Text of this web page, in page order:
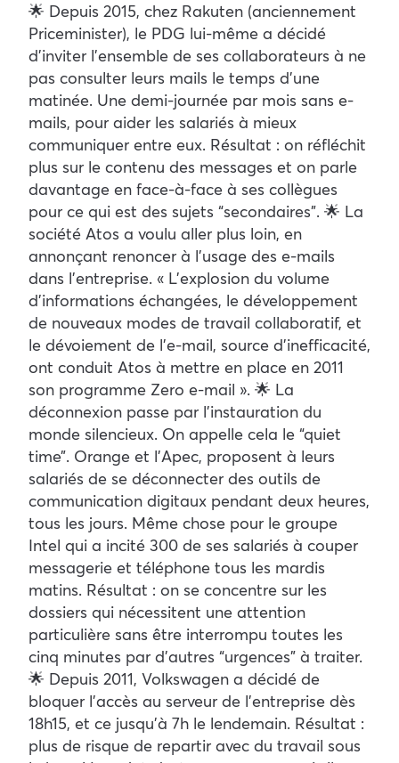
🌟 Depuis 2015, chez Rakuten (anciennement
Priceminister), le PDG lui-même a décidé
d’inviter l’ensemble de ses collaborateurs à ne
pas consulter leurs mails le temps d’une
matinée. Une demi-journée par mois sans e-
mails, pour aider les salariés à mieux
communiquer entre eux. Résultat : on réfléchit
plus sur le contenu des messages et on parle
davantage en face-à-face à ses collègues
pour ce qui est des sujets “secondaires”. 🌟 La
société Atos a voulu aller plus loin, en
annonçant renoncer à l’usage des e-mails
dans l’entreprise. « L’explosion du volume
d’informations échangées, le développement
de nouveaux modes de travail collaboratif, et
le dévoiement de l’e-mail, source d’inefficacité,
ont conduit Atos à mettre en place en 2011
son programme Zero e-mail ». 🌟 La
déconnexion passe par l’instauration du
monde silencieux. On appelle cela le “quiet
time”. Orange et l’Apec, proposent à leurs
salariés de se déconnecter des outils de
communication digitaux pendant deux heures,
tous les jours. Même chose pour le groupe
Intel qui a incité 300 de ses salariés à couper
messagerie et téléphone tous les mardis
matins. Résultat : on se concentre sur les
dossiers qui nécessitent une attention
particulière sans être interrompu toutes les
cinq minutes par d’autres “urgences” à traiter.
🌟 Depuis 2011, Volkswagen a décidé de
bloquer l’accès au serveur de l’entreprise dès
18h15, et ce jusqu’à 7h le lendemain. Résultat :
plus de risque de repartir avec du travail sous